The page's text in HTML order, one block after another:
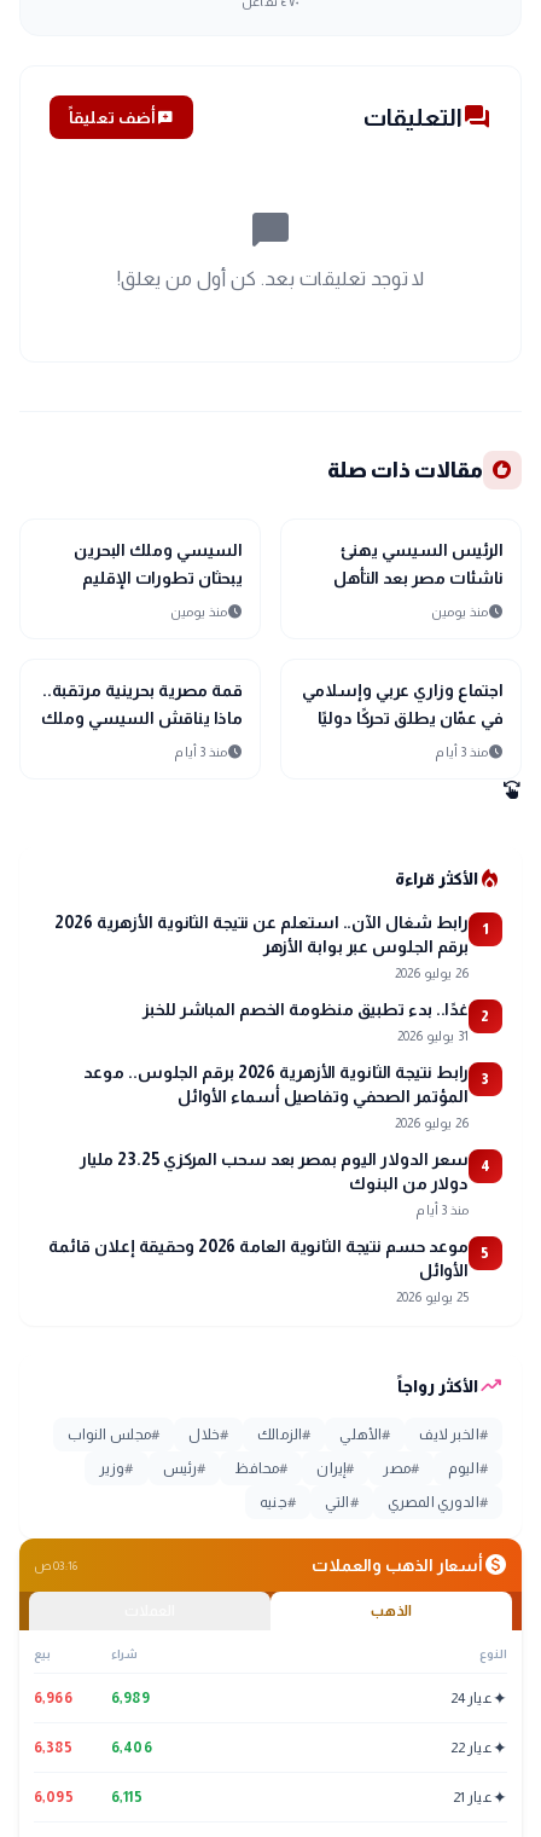
forumالتعليقات add_commentأضف تعليقاً
chat_bubble_outline
لا توجد تعليقات بعد. كن أول من يعلق!
recommend مقالات ذات صلة
sports_soccer
رياضة
الرئيس السيسي يهنئ
ناشئات مصر بعد التأهل
التاريخي إلى نصف نهائي
scheduleمنذ يومين
bolt
عاجل
السيسي وملك البحرين
يبحثان تطورات الإقليم
ويؤكدان أولوية الحلول
scheduleمنذ يومين
bolt
عاجل
اجتماع وزاري عربي وإسلامي
في عمّان يطلق تحركًا دوليًا
لحماية القدس ومقدساتها
scheduleمنذ 3 أيام
bolt
عاجل
قمة مصرية بحرينية مرتقبة..
ماذا يناقش السيسي وملك
البحرين؟
scheduleمنذ 3 أيام
swipe
local_fire_departmentالأكثر قراءة
1
رابط شغال الآن.. استعلم عن نتيجة الثانوية الأزهرية 2026
برقم الجلوس عبر بوابة الأزهر
26 يوليو 2026
2 غدًا.. بدء تطبيق منظومة الخصم المباشر للخبز
31 يوليو 2026
3
رابط نتيجة الثانوية الأزهرية 2026 برقم الجلوس.. موعد
المؤتمر الصحفي وتفاصيل أسماء الأوائل
26 يوليو 2026
4
سعر الدولار اليوم بمصر بعد سحب المركزي 23.25 مليار
دولار من البنوك
منذ 3 أيام
5
موعد حسم نتيجة الثانوية العامة 2026 وحقيقة إعلان قائمة
الأوائل
25 يوليو 2026
trending_upالأكثر رواجاً
# الخبر لايف #الأهلي #الزمالك #خلال #مجلس النواب
# اليوم #مصر #إيران #محافظ #رئيس #وزير
# الدوري المصري # التي #جنيه
monetization_onأسعار الذهب والعملات 03:16 ص
الذهب
النوع شراء بيع
✦عيار 24 6,989
6,966
✦عيار 22 6,406
6,385
✦عيار 21 6,115
6,095